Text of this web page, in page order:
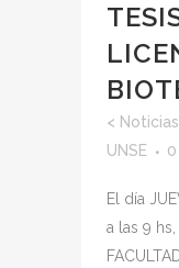
< Noticias
UNSE
0
El día
a las 9